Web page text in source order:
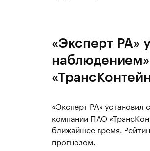
«Эксперт РА»
«Эксперт РА» установил
компании ПАО
ближайшее время.
прогнозом.